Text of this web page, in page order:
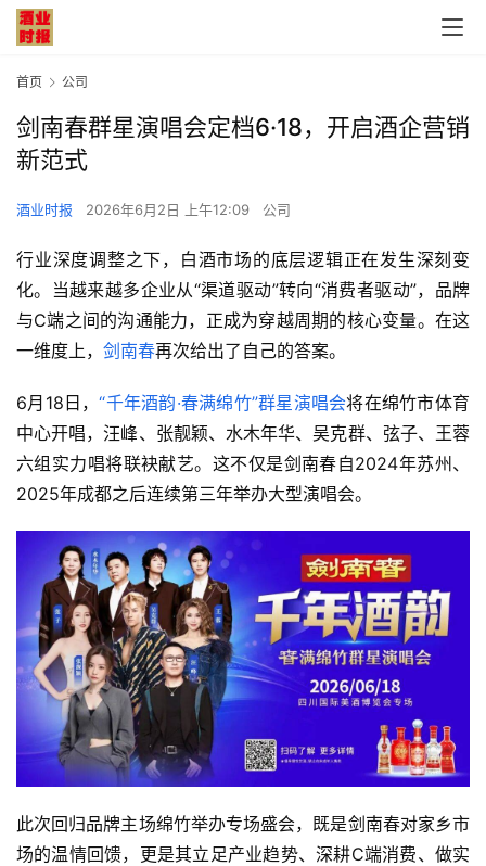
首页 公司
剑南春群星演唱会定档6·18，开启酒企营销
新范式
酒业时报 2026年6月2日 上午12:09 公司
行业深度调整之下，白酒市场的底层逻辑正在发生深刻变
化。当越来越多企业从“渠道驱动”转向“消费者驱动”，品牌
与C端之间的沟通能力，正成为穿越周期的核心变量。在这
一维度上， 剑南春再次给出了自己的答案。
6月18日，“千年酒韵·春满绵竹”群星演唱会将在绵竹市体育
中心开唱，汪峰、张靓颖、水木年华、吴克群、弦子、王蓉
六组实力唱将联袂献艺。这不仅是剑南春自2024年苏州、
2025年成都之后连续第三年举办大型演唱会。
此次回归品牌主场绵竹举办专场盛会，既是剑南春对家乡市
场的温情回馈，更是其立足产业趋势、深耕C端消费、做实